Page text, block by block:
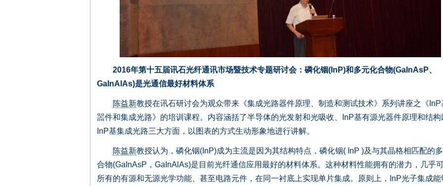
2016年第十五届讯石光纤通讯市场暨技术专题研讨会：磷化铟(InP)和多元化合物(GaInAsP、
GaInAlAs)是光通信最好材料体系
陈益新教授在讯石研讨会为观众带来《集成光路器件原理、制造和测试技术》系列讲座之《InP
噐件和集成光路》的培训课程。内容涵括了半导体的光发射和光吸收、InP基有源光器件原理和结构
InP基集成光路三大方面，以图表的方式生动形象地进行讲解。
陈益新教授认为，磷化铟(InP)成为主流是因为其结构特点，磷化铟( InP )及与其晶格相匹配的
合物(GaInAsP，GaInAlAs)是目前光纤通信应用最好的材料体系。这种材料性能拥有的潜力，几乎
所有的有源和无源光学功能、甚至电路元件，在同一衬底上实现单片集成。原则上，InP光子集成能